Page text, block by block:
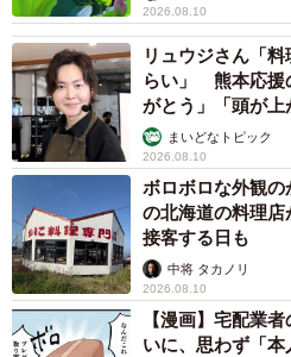
2026.08.10
リュウジさん「
らい」 熊本応援
がとう」「頭が上
まいどなトピック
2026.08.10
ボロボロな外観
の北海道の料理
接客する日も
中将 タカノリ
2026.08.10
【漫画】宅配業
いに、思わず「